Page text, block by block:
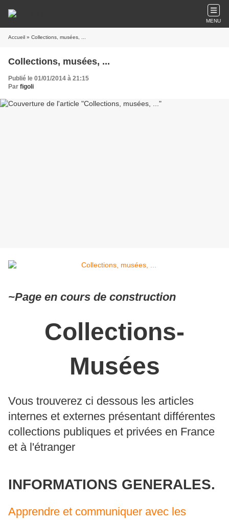
MENU
Accueil » Collections, musées, ...
Collections, musées, ...
Publié le 01/01/2014 à 21:15
Par figoli
~Page en cours de construction
Collections-
Musées
Vous trouverez ci dessous les articles
internes et externes présentant différentes
collections publiques et privées en France
et à l'étranger
INFORMATIONS GENERALES.
Apprendre et communiquer avec les